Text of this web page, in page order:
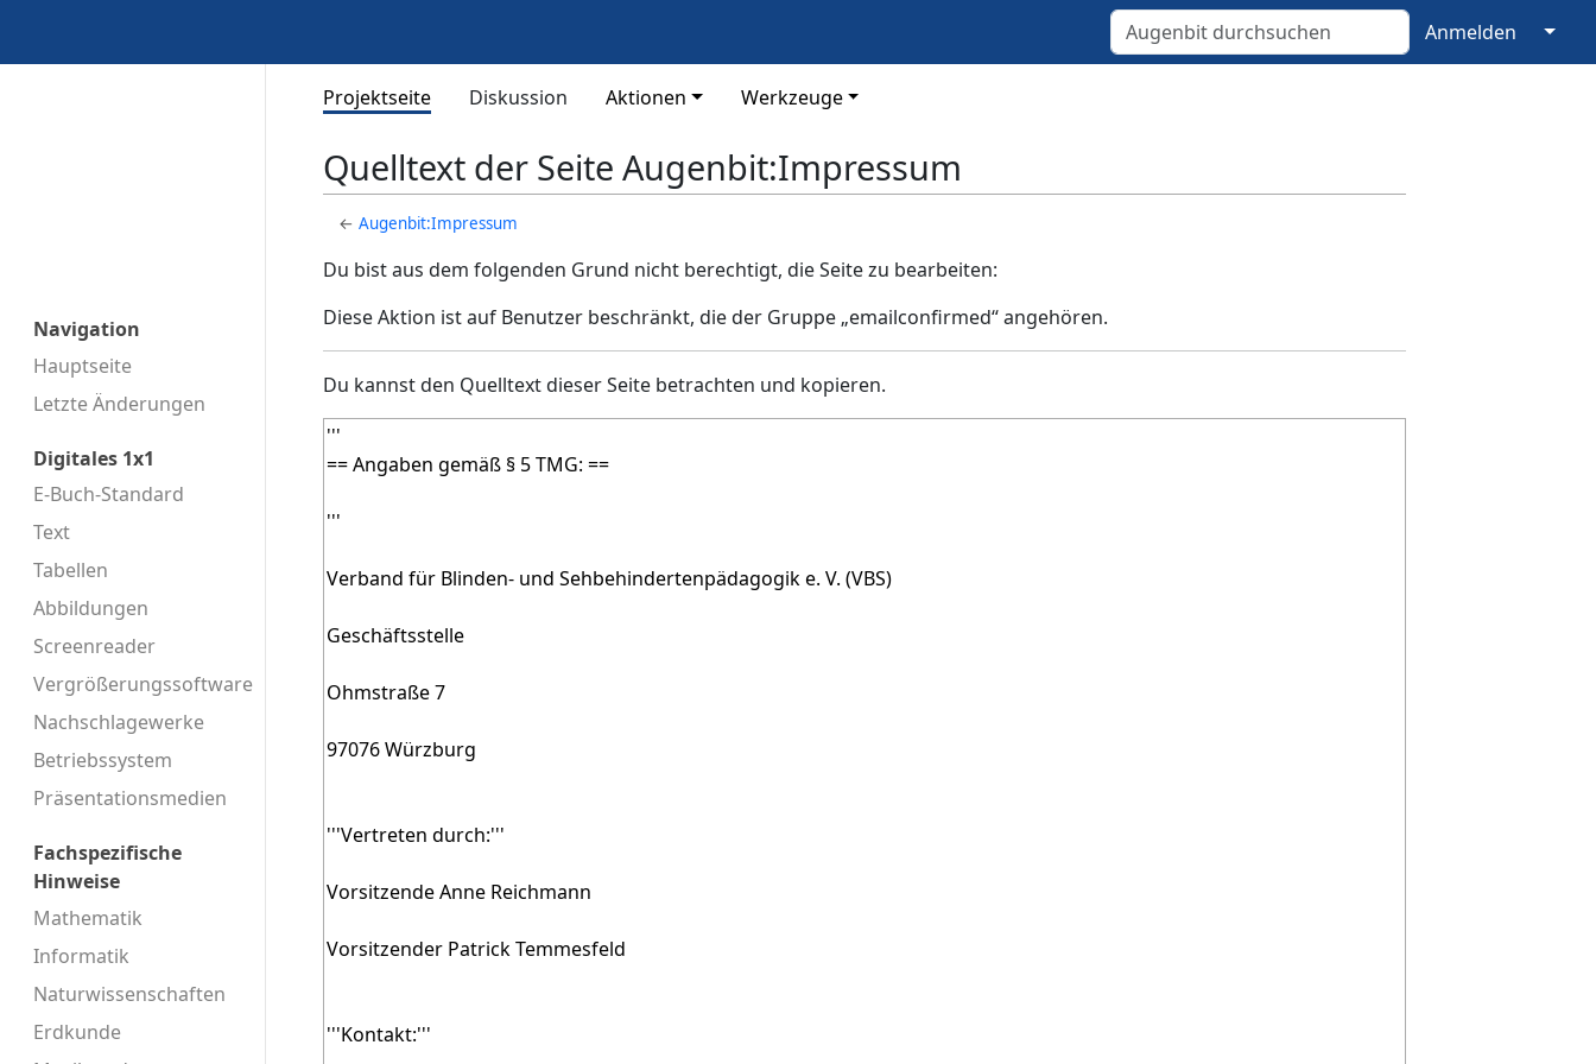
Anmelden ↓
Navigation
Hauptseite
Letzte Änderungen
Digitales 1x1
E-Buch-Standard
Text
Tabellen
Abbildungen
Screenreader
Vergrößerungssoftware
Nachschlagewerke
Betriebssystem
Präsentationsmedien
Fachspezifische
Hinweise
Mathematik
Informatik
Naturwissenschaften
Erdkunde
Projektseite Diskussion Aktionen Werkzeuge
Quelltext der Seite Augenbit:Impressum
←Augenbit:Impressum
Du bist aus dem folgenden Grund nicht berechtigt, die Seite zu bearbeiten:
Diese Aktion ist auf Benutzer beschränkt, die der Gruppe „emailconfirmed“ angehören.
Du kannst den Quelltext dieser Seite betrachten und kopieren.